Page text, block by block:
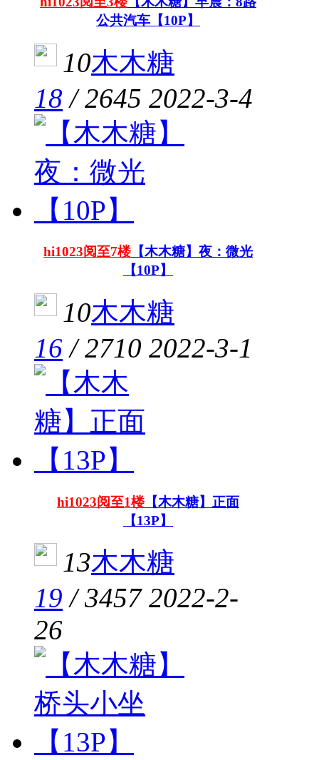
公共汽车【10P】
10木木糖
18 /2645 2022-3-4
hi1023阅至7楼【木木糖】夜：微光
【10P】
10木木糖
16 /2710 2022-3-1
hi1023阅至1楼【木木糖】正面
【13P】
13木木糖
19 /3457 2022-2-
26